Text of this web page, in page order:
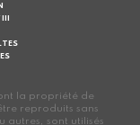
III
la propriété de
reproduits sans
autres, sont utilisés